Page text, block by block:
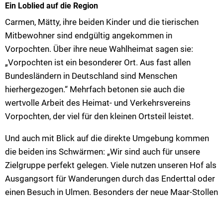
Ein Loblied auf die Region
Carmen, Mätty, ihre beiden Kinder und die tierischen
Mitbewohner sind endgültig angekommen in
Vorpochten. Über ihre neue Wahlheimat sagen sie:
„Vorpochten ist ein besonderer Ort. Aus fast allen
Bundesländern in Deutschland sind Menschen
hierhergezogen.“ Mehrfach betonen sie auch die
wertvolle Arbeit des Heimat- und Verkehrsvereins
Vorpochten, der viel für den kleinen Ortsteil leistet.
Und auch mit Blick auf die direkte Umgebung kommen
die beiden ins Schwärmen: „Wir sind auch für unsere
Zielgruppe perfekt gelegen. Viele nutzen unseren Hof als
Ausgangsort für Wanderungen durch das Enderttal oder
einen Besuch in Ulmen. Besonders der neue Maar-Stollen